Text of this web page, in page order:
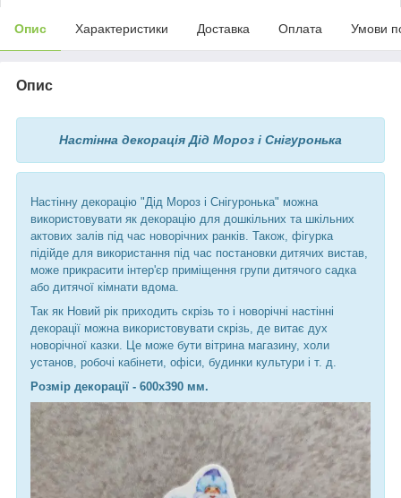
Опис Характеристики Доставка Оплата Умови
Опис
Настінна декорація Дід Мороз і Снігуронька
Настінну декорацію "Дід Мороз і Снігуронька" можна
використовувати як декорацію для дошкільних та шкільних
актових залів під час новорічних ранків. Також, фігурка
підійде для використання під час постановки дитячих вистав,
може прикрасити інтер'єр приміщення групи дитячого садка
або дитячої кімнати вдома.
Так як Новий рік приходить скрізь то і новорічні настінні
декорації можна використовувати скрізь, де витає дух
новорічної казки. Це може бути вітрина магазину, холи
установ, робочі кабінети, офіси, будинки культури і т. д.
Розмір декорації - 600х390 мм.